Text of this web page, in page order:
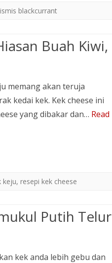
blackcurrant
Buah Kiwi,
memang akan teruja
kedai kek. Kek cheese ini
yang dibakar dan… Read
keju, resepi kek cheese
Putih Telur
kek anda lebih gebu dan